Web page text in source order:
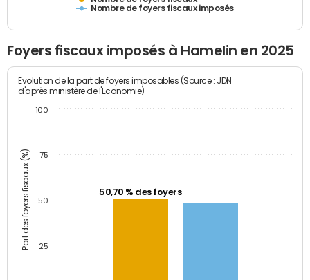
Nombre de foyers fiscaux imposés
Foyers fiscaux imposés à Hamelin en 2025
Part des foyers fiscaux (%)
Evolution de la part de foyers imposables (Source : JDN
d'après ministère de l'Economie)
50,70 % des foyers
25
50
75
100